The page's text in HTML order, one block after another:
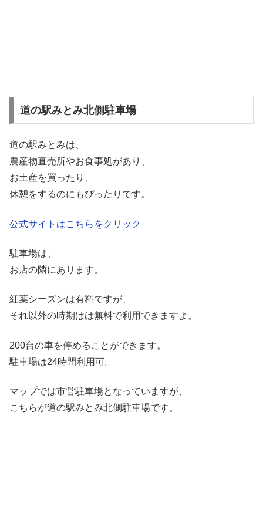
道の駅みとみ北側駐車場
道の駅みとみは、
農産物直売所やお食事処があり、
お土産を買ったり、
休憩をするのにもぴったりです。
公式サイトはこちらをクリック
駐車場は、
お店の隣にあります。
紅葉シーズンは有料ですが、
それ以外の時期はは無料で利用できますよ。
200台の車を停めることができます。
駐車場は24時間利用可。
マップでは市営駐車場となっていますが、
こちらが道の駅みとみ北側駐車場です。